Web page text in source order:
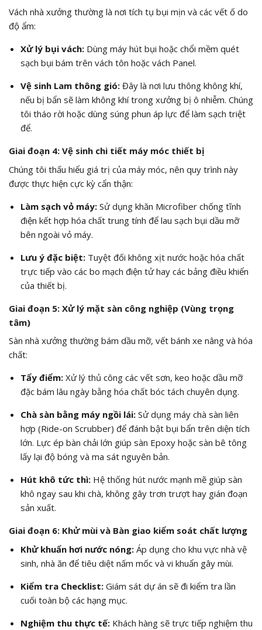
Vách nhà xưởng thường là nơi tích tụ bụi mịn và các vết ố do
độ ẩm:
Xử lý bụi vách:Dùng máy hút bụi hoặc chổi mềm quét
sạch bụi bám trên vách tôn hoặc vách Panel.
Vệ sinh Lam thông gió:Đây là nơi lưu thông không khí,
nếu bị bẩn sẽ làm không khí trong xưởng bị ô nhiễm. Chúng
tôi tháo rời hoặc dùng súng phun áp lực để làm sạch triệt
để.
Giai đoạn 4: Vệ sinh chi tiết máy móc thiết bị
Chúng tôi thấu hiểu giá trị của máy móc, nên quy trình này
được thực hiện cực kỳ cẩn thận:
Làm sạch vỏ máy:Sử dụng khăn Microfiber chống tĩnh
điện kết hợp hóa chất trung tính để lau sạch bụi dầu mỡ
bên ngoài vỏ máy.
Lưu ý đặc biệt:Tuyệt đối không xịt nước hoặc hóa chất
trực tiếp vào các bo mạch điện tử hay các bảng điều khiển
của thiết bị.
Giai đoạn 5: Xử lý mặt sàn công nghiệp (Vùng trọng
tâm)
Sàn nhà xưởng thường bám dầu mỡ, vết bánh xe nâng và hóa
chất:
Tẩy điểm:Xử lý thủ công các vết sơn, keo hoặc dầu mỡ
đặc bám lâu ngày bằng hóa chất bóc tách chuyên dụng.
Chà sàn bằng máy ngồi lái:Sử dụng máy chà sàn liên
hợp (Ride-on Scrubber) để đánh bật bụi bẩn trên diện tích
lớn. Lực ép bàn chải lớn giúp sàn Epoxy hoặc sàn bê tông
lấy lại độ bóng và ma sát nguyên bản.
Hút khô tức thì:Hệ thống hút nước mạnh mẽ giúp sàn
khô ngay sau khi chà, không gây trơn trượt hay gián đoạn
sản xuất.
Giai đoạn 6: Khử mùi và Bàn giao kiểm soát chất lượng
Khử khuẩn hơi nước nóng:Áp dụng cho khu vực nhà vệ
sinh, nhà ăn để tiêu diệt nấm mốc và vi khuẩn gây mùi.
Kiểm tra Checklist:Giám sát dự án sẽ đi kiểm tra lần
cuối toàn bộ các hạng mục.
Nghiệm thu thực tế:Khách hàng sẽ trực tiếp nghiệm thu